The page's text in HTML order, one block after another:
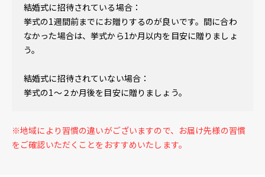
結婚式に招待されている場合：
挙式の1週間前までにお贈りするのが良いです。間に合わ
なかった場合は、挙式から1か月以内を目安に贈りましょ
う。
結婚式に招待されていない場合：
挙式の1〜２か月後を目安に贈りましょう。
※地域により習慣の違いがございますので、お届け先様の習慣
をご確認いただくことをおすすめいたします。